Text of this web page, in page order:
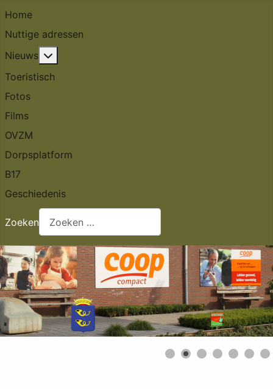
Home
Nuttige adressen
Nieuws
Toeristisch
Fotos
Films
OVZM
Dorpsplatform
B17
Geschiedenis
Zoeken